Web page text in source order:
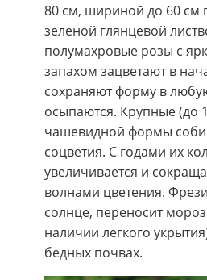
80 см, шириной до 60 см
зеленой глянцевой
полумахровые розы с
запахом зацветают в
сохраняют форму в
осыпаются. Крупные (до
чашевидной формы
соцветия. С годами их
увеличивается и
волнами цветения.
солнце, переносит
наличии легкого
бедных почвах.